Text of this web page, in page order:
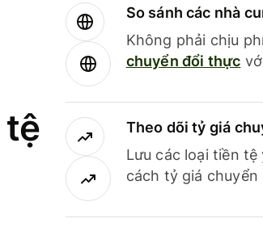
So sánh các nhà
Không phải chịu
chuyển đổi thực
Theo dõi tỷ giá
Lưu các loại tiền
cách tỷ giá